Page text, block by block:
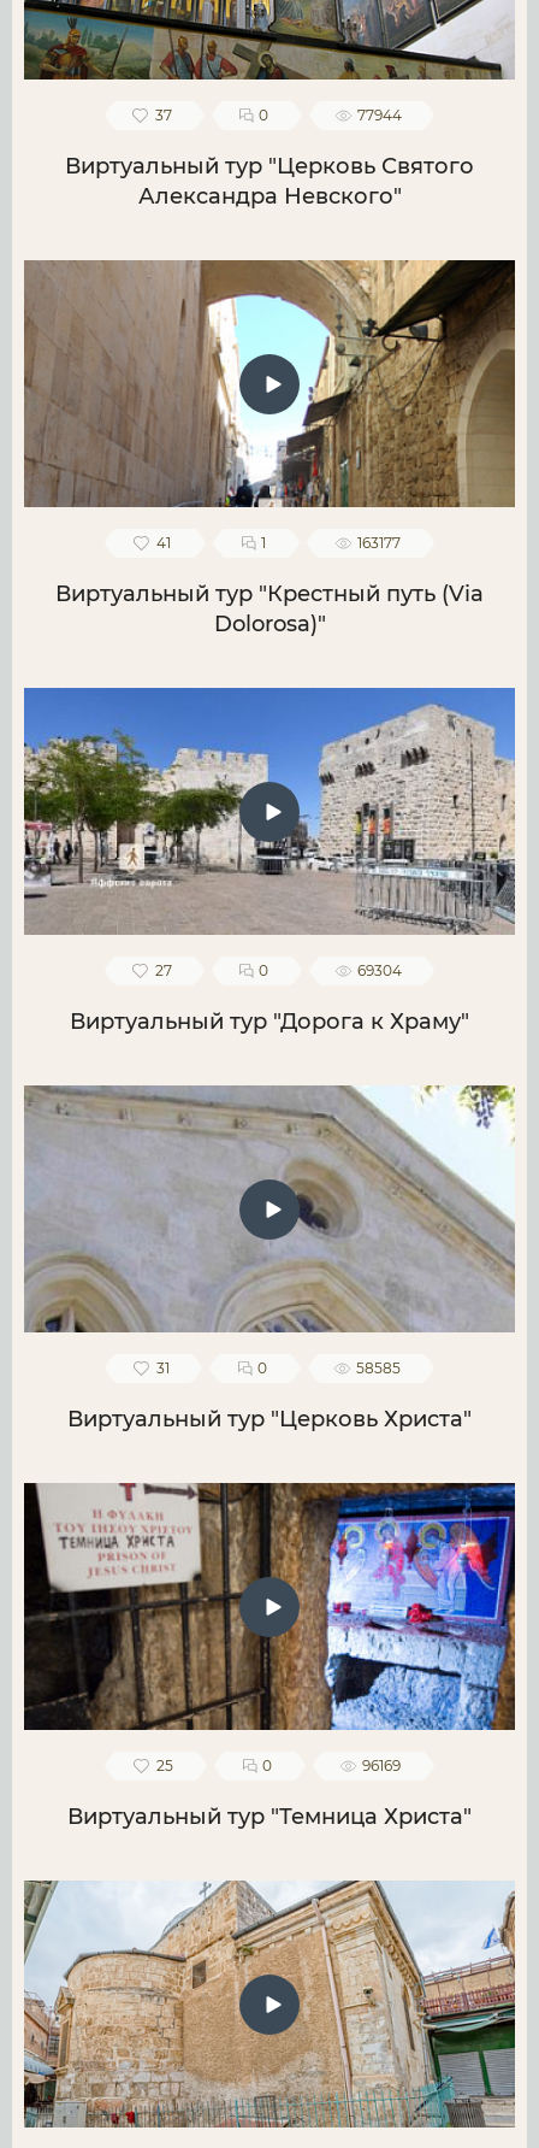
37 0 77944
Виртуальный тур "Церковь Святого
Александра Невского"
41 1 163177
Виртуальный тур "Крестный путь (Via
Dolorosa)"
27 0 69304
Виртуальный тур "Дорога к Храму"
31 0 58585
Виртуальный тур "Церковь Христа"
25 0 96169
Виртуальный тур "Темница Христа"